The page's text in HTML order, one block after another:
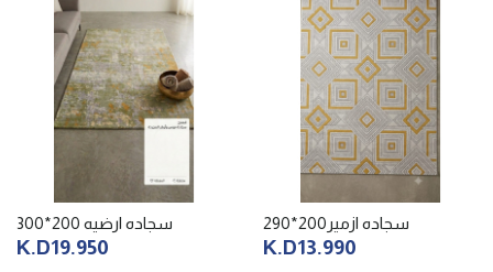
سجاده ارضيه 200*300
K.D19.950
سجاده ازمير200*290
K.D13.990